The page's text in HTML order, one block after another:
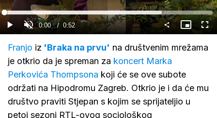
Gledaj
GledajUpali
zvuk
Current
Time
0:00 / Duration
0:52
Loaded:
75.58%
Slika
u
Franjo iz 'Braka na prvu' na društvenim mrežama
je otkrio da je spreman za koncert Marka
Perkovića Thompsona koji će se ove subote
održati na Hipodromu Zagreb. Otkrio je i da će mu
društvo praviti Stjepan s kojim se sprijateljio u
petoj sezoni RTL-ovog sociološkog